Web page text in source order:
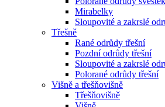
Mirabelky
Sloupovité a zakrslé
Třešně
Rané odrůdy třešní
Pozdní odrůdy třešní
Sloupovité a zakrslé
Polorané odrůdy třešní
Višně a třešňovišně
Třešňovišně